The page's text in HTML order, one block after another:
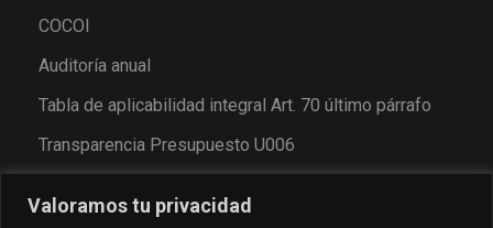
Valoramos tu privacidad
COCOI
Auditoría anual
Tabla de aplicabilidad integral Art. 70 último párrafo
Transparencia Presupuesto U006